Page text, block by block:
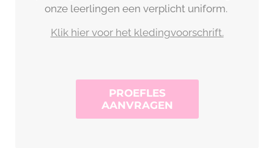
onze leerlingen een verplicht uniform.
Klik hier voor het kledingvoorschrift.
PROEFLES
AANVRAGEN